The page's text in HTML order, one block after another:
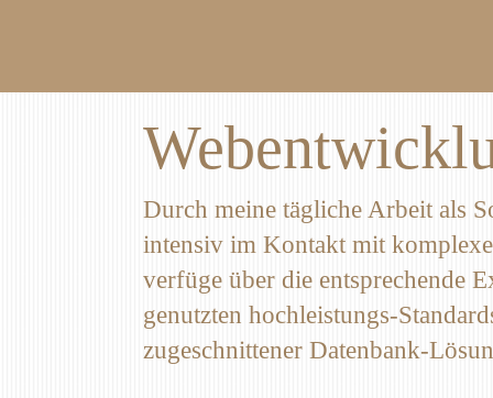
Durch meine tägliche Arbeit als
intensiv im Kontakt mit
verfüge über die entsprechende
genutzten hochleistungs-
zugeschnittener Datenbank-